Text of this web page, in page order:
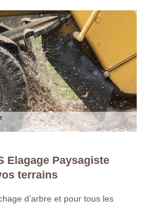
Elagage Paysagiste
terrains
d’arbre et pour tous les